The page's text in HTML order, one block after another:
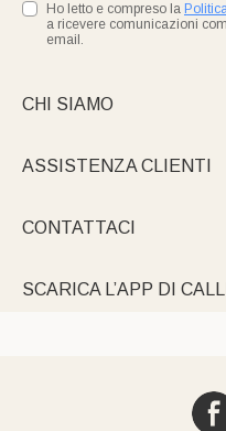
Ho letto e compreso la
a ricevere comunicazioni
email.
CHI SIAMO
ASSISTENZA CLIENTI
CONTATTACI
SCARICA L’APP DI